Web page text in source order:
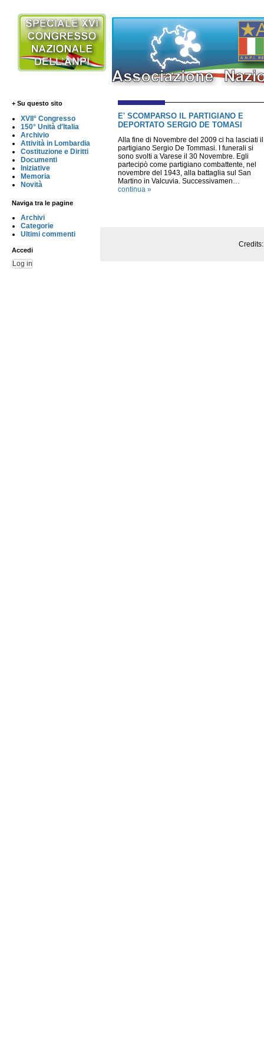
+ Su questo sito
XVII° Congresso
150° Unità d'Italia
Archivio
Attività in Lombardia
Costituzione e Diritti
Documenti
Iniziative
Memoria
Novità
Naviga tra le pagine
Archivi
Categorie
Ultimi commenti
Accedi
Log in
E' SCOMPARSO IL PARTIGIANO E
DEPORTATO SERGIO DE TOMASI
Alla fine di Novembre del 2009 ci ha lasciati il
partigiano Sergio De Tommasi. I funerali si
sono svolti a Varese il 30 Novembre. Egli
partecipò come partigiano combattente, nel
novembre del 1943, alla battaglia sul San
Martino in Valcuvia. Successivamen…
continua »